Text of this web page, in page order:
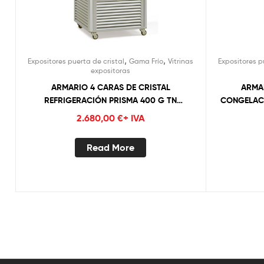
Expositores puerta de cristal,Gama Frío,Vitrinas
expositoras
ARMARIO 4 CARAS DE CRISTAL
REFRIGERACIÓN PRISMA 400 G TN
TECFRIGO (ESTANTES DE REJILLA)
2.680,00 €+ IVA
Read More
Expositores